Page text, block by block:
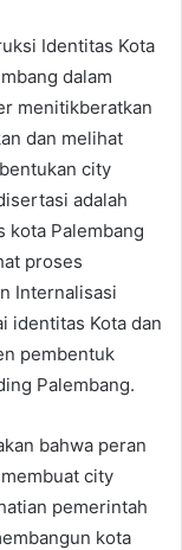
Identitas Kota
dalam
menitikberatkan
dan melihat
city
adalah
kota Palembang
proses
Internalisasi
identitas Kota dan
pembentuk
Palembang.
bahwa peran
city
pemerintah
kota